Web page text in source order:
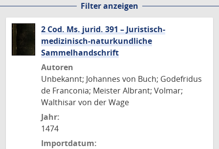
Filter anzeigen
2 Cod. Ms. jurid. 391 – Juristisch-
medizinisch-naturkundliche
Sammelhandschrift
Autoren
Unbekannt; Johannes von Buch; Godefridus
de Franconia; Meister Albrant; Volmar;
Walthisar von der Wage
Jahr:
1474
Importdatum: